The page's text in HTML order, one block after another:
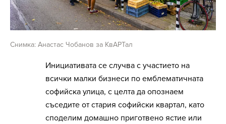
Снимка: Анастас Чобанов за КвАРТал
Инициативата се случва с участието на
всички малки бизнеси по емблематичната
софийска улица, с целта да опознаем
съседите от стария софийски квартал, като
споделим домашно приготвено ястие или